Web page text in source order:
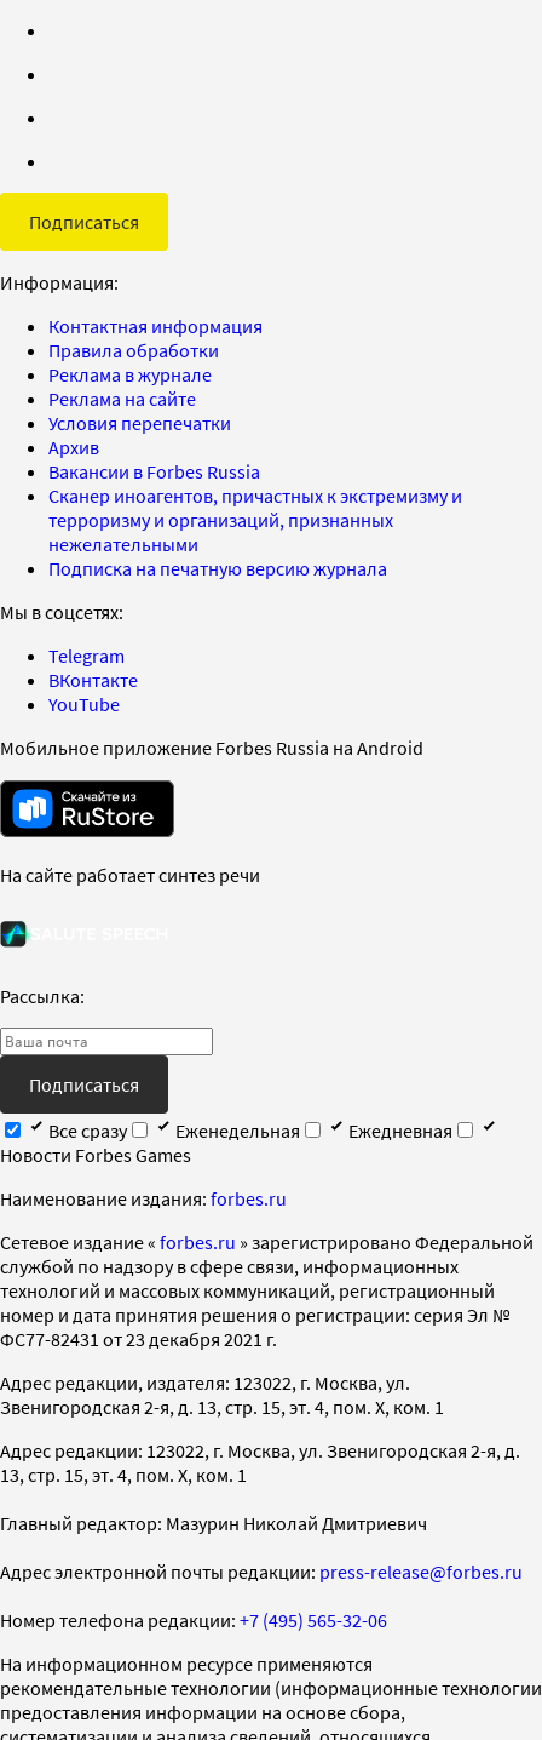
Подписаться
Информация:
Контактная информация
Правила обработки
Реклама в журнале
Реклама на сайте
Условия перепечатки
Архив
Вакансии в Forbes Russia
Сканер иноагентов, причастных к экстремизму и
терроризму и организаций, признанных
нежелательными
Подписка на печатную версию журнала
Мы в соцсетях:
Telegram
ВКонтакте
YouTube
Мобильное приложение Forbes Russia на Android
На сайте работает синтез речи
Рассылка:
Подписаться
Все сразу
Еженедельная
Ежедневная
Новости Forbes Games
Наименование издания: forbes.ru
Cетевое издание « forbes.ru » зарегистрировано Федеральной
службой по надзору в сфере связи, информационных
технологий и массовых коммуникаций, регистрационный
номер и дата принятия решения о регистрации: серия Эл №
ФС77-82431 от 23 декабря 2021 г.
Адрес редакции, издателя: 123022, г. Москва, ул.
Звенигородская 2-я, д. 13, стр. 15, эт. 4, пом. X, ком. 1
Адрес редакции: 123022, г. Москва, ул. Звенигородская 2-я, д.
13, стр. 15, эт. 4, пом. X, ком. 1
Главный редактор: Мазурин Николай Дмитриевич
Адрес электронной почты редакции: press-release@forbes.ru
Номер телефона редакции: +7 (495) 565-32-06
На информационном ресурсе применяются
рекомендательные технологии (информационные технологии
предоставления информации на основе сбора,